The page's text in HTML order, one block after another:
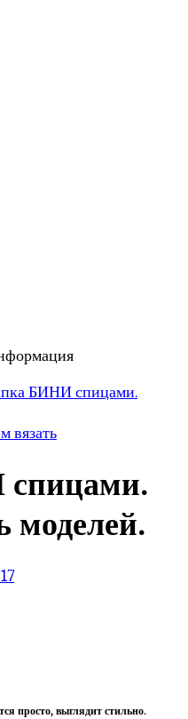
БИНИ спицами.
вязать
моделей.
просто, выглядит стильно.